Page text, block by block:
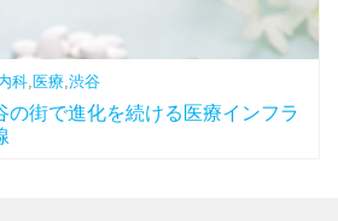
科,医療,渋谷
の街で進化を続ける医療インフラ